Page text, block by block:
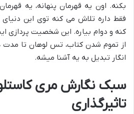
بکنه. اون یه قهرمان پنهانه، یه
فقط داره تلاش می کنه توی این
کنه و دوام بیاره. این شخصیت پردازی
از تموم شدن کتاب، تس لوهان تا مدت
انگار تبدیل به یه آشنا میشه.
سبک نگارش مری
تاثیرگذاری